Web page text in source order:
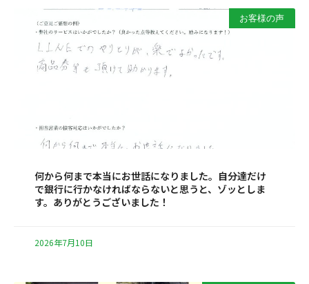
お客様の声
何から何まで本当にお世話になりました。自分達だけ
で銀行に行かなければならないと思うと、ゾッとしま
す。ありがとうございました！
2026年7月10日